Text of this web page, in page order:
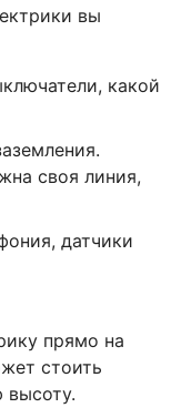
вы
какой
своя линия,
датчики
прямо на
стоить